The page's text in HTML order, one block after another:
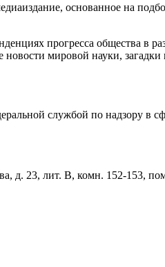
основанное на
прогресса общества в
мировой науки,
службой по надзору в
д. 23, лит. В, комн. 152-153,